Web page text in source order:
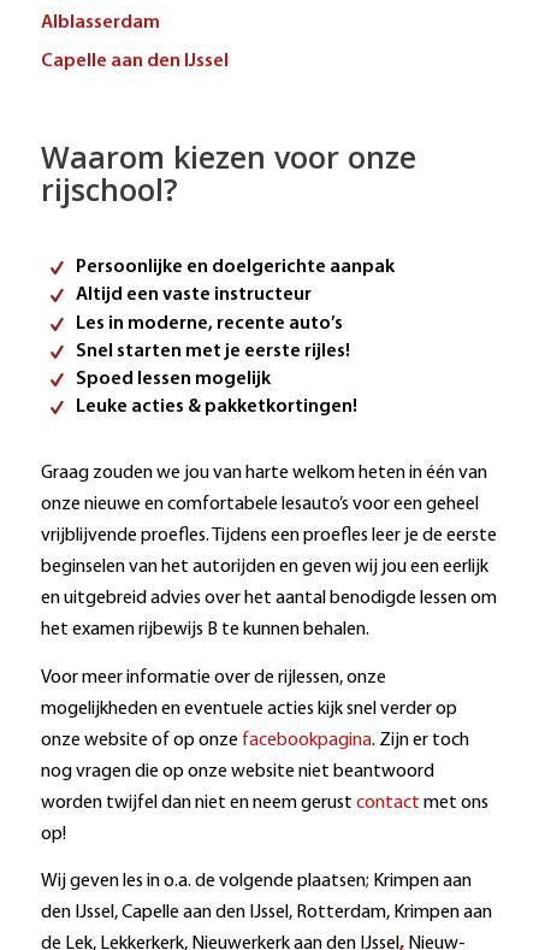
Alblasserdam
Capelle aan den IJssel
Waarom kiezen voor onze
rijschool?
Persoonlijke en doelgerichte aanpak
Altijd een vaste instructeur
Les in moderne, recente auto’s
Snel starten met je eerste rijles!
Spoed lessen mogelijk
Leuke acties & pakketkortingen!
Graag zouden we jou van harte welkom heten in één van
onze nieuwe en comfortabele lesauto’s voor een geheel
vrijblijvende proefles. Tijdens een proefles leer je de eerste
beginselen van het autorijden en geven wij jou een eerlijk
en uitgebreid advies over het aantal benodigde lessen om
het examen rijbewijs B te kunnen behalen.
Voor meer informatie over de rijlessen, onze
mogelijkheden en eventuele acties kijk snel verder op
onze website of op onze facebookpagina. Zijn er toch
nog vragen die op onze website niet beantwoord
worden twijfel dan niet en neem gerust contact met ons
op!
Wij geven les in o.a. de volgende plaatsen; Krimpen aan
den IJssel, Capelle aan den IJssel, Rotterdam, Krimpen aan
de Lek, Lekkerkerk, Nieuwerkerk aan den IJssel,Nieuw-